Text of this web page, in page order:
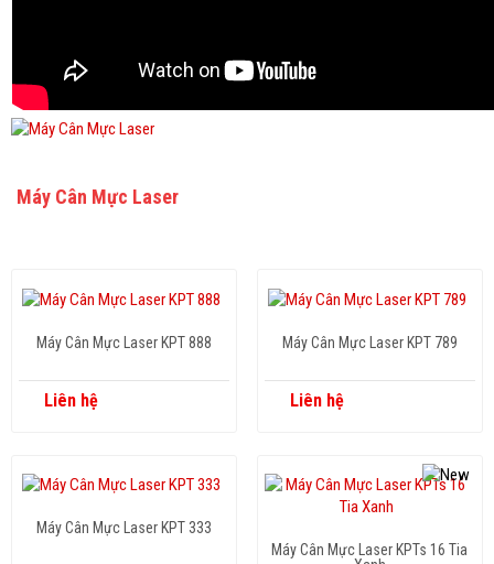
Máy Cân Mực Laser
Máy Cân Mực Laser KPT 888
Liên hệ
Máy Cân Mực Laser KPT 789
Liên hệ
Máy Cân Mực Laser KPT 333
Máy Cân Mực Laser KPTs 16 Tia